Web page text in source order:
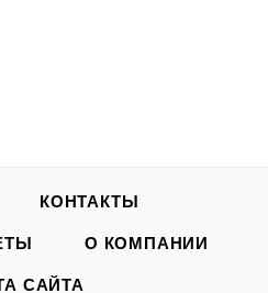
КОНТАКТЫ
О КОМПАНИИ
САЙТА